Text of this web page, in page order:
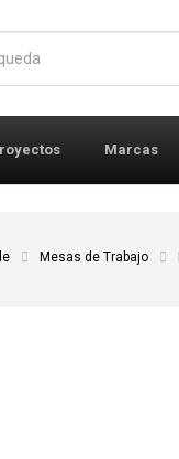
Marcas
Mesas de Trabajo